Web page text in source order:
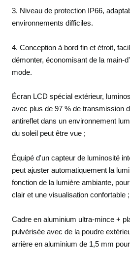
3. Niveau de protection IP66,
environnements difficiles.
4. Conception à bord fin et étroit,
démonter, économisant de la main-
mode.
Écran LCD spécial extérieur,
avec plus de 97 % de transmission
antireflet dans un environnement
du soleil peut être vue ;
Équipé d'un capteur de luminosité
peut ajuster automatiquement la
fonction de la lumière ambiante,
clair et une visualisation confortable ;
Cadre en aluminium ultra-mince +
pulvérisée avec de la poudre
arrière en aluminium de 1,5 mm